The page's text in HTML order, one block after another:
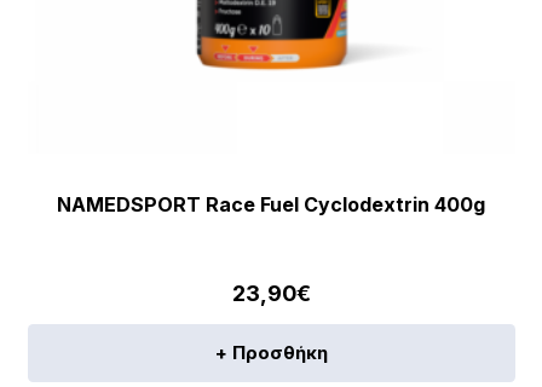
NAMEDSPORT Race Fuel Cyclodextrin 400g
23,90€
+ Προσθήκη